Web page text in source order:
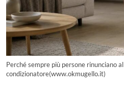
Perché sempre più persone rinunciano al
condizionatore(www.okmugello.it)